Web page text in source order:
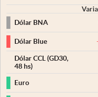
Dólar BNA
Dólar Blue
Dólar CCL (GD30,
48 hs)
Euro